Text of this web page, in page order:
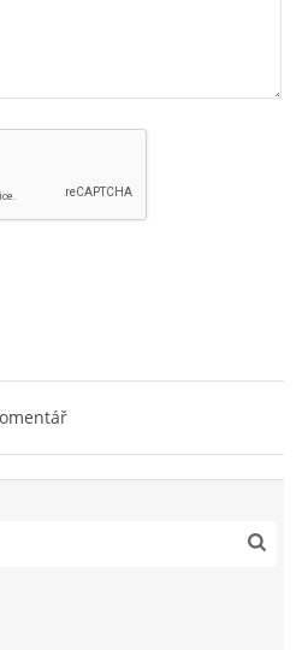
LÉTO, PODZIM,ZIMA
LÉTO